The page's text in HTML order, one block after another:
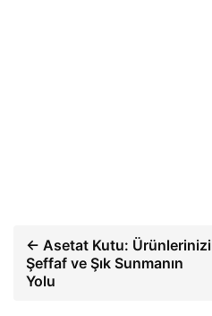
← Asetat Kutu: Ürünlerinizi
Şeffaf ve Şık Sunmanın
Yolu